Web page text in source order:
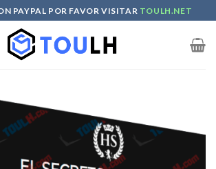
PAYPAL POR FAVOR VISITAR TOULH.NET